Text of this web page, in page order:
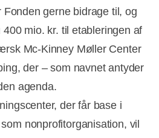
Fonden gerne bidrage til, og
mio. kr. til etableringen af
Mc-Kinney Møller Center
der – som navnet antyder
agenda.
der får base i
nonprofitorganisation, vil